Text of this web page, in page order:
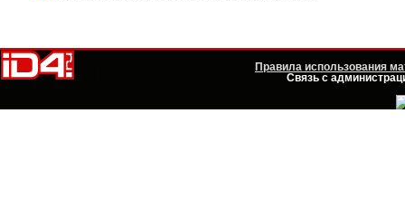
Правила использования
Связь с